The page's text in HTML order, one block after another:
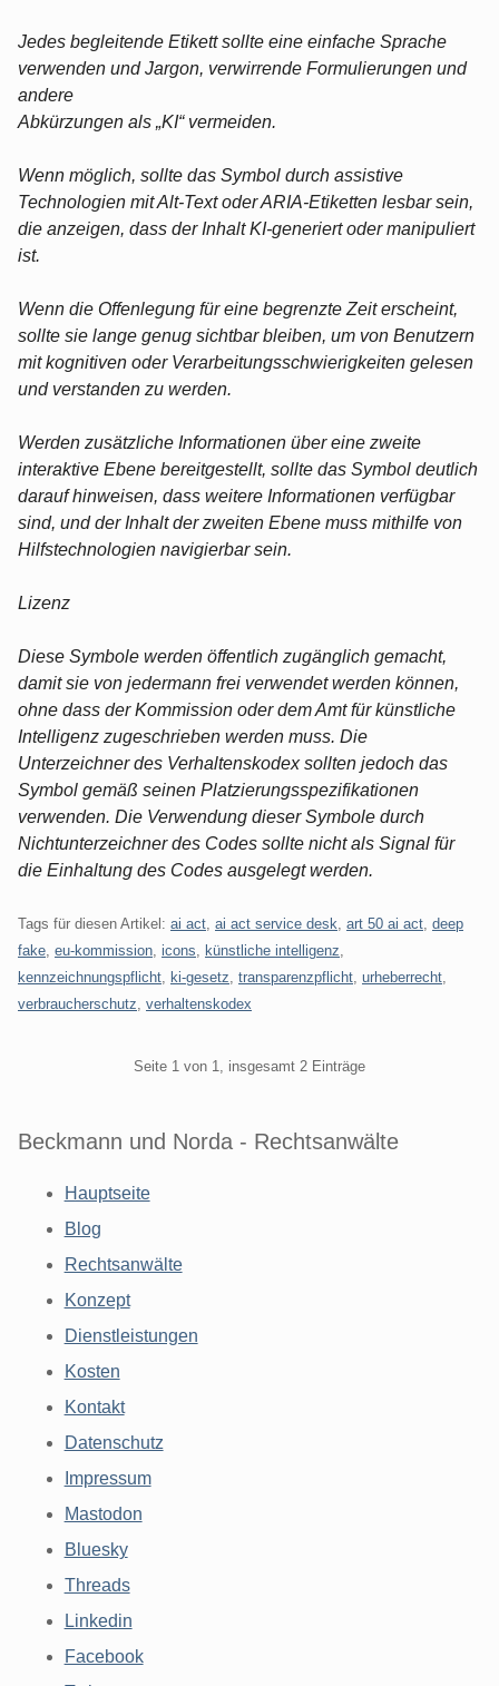
Jedes begleitende Etikett sollte eine einfache Sprache
verwenden und Jargon, verwirrende Formulierungen und
andere
Abkürzungen als „KI“ vermeiden.
Wenn möglich, sollte das Symbol durch assistive
Technologien mit Alt-Text oder ARIA-Etiketten lesbar sein,
die anzeigen, dass der Inhalt KI-generiert oder manipuliert
ist.
Wenn die Offenlegung für eine begrenzte Zeit erscheint,
sollte sie lange genug sichtbar bleiben, um von Benutzern
mit kognitiven oder Verarbeitungsschwierigkeiten gelesen
und verstanden zu werden.
Werden zusätzliche Informationen über eine zweite
interaktive Ebene bereitgestellt, sollte das Symbol deutlich
darauf hinweisen, dass weitere Informationen verfügbar
sind, und der Inhalt der zweiten Ebene muss mithilfe von
Hilfstechnologien navigierbar sein.
Lizenz
Diese Symbole werden öffentlich zugänglich gemacht,
damit sie von jedermann frei verwendet werden können,
ohne dass der Kommission oder dem Amt für künstliche
Intelligenz zugeschrieben werden muss. Die
Unterzeichner des Verhaltenskodex sollten jedoch das
Symbol gemäß seinen Platzierungsspezifikationen
verwenden. Die Verwendung dieser Symbole durch
Nichtunterzeichner des Codes sollte nicht als Signal für
die Einhaltung des Codes ausgelegt werden.
Tags für diesen Artikel: ai act ai act service desk art 50 ai act deep
fake eu-kommission icons künstliche intelligenz
kennzeichnungspflicht
ki-gesetz transparenzpflicht urheberrecht
verbraucherschutz verhaltenskodex
Seite 1 von 1, insgesamt 2 Einträge
Beckmann und Norda - Rechtsanwälte
Hauptseite
Blog
Rechtsanwälte
Konzept
Dienstleistungen
Kosten
Kontakt
Datenschutz
Impressum
Mastodon
Bluesky
Threads
Linkedin
Facebook